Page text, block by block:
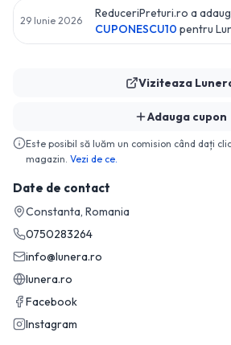
Viziteaza
Adauga cupon
Este posibil să luăm un comision când dați
magazin. Vezi de ce.
Date de contact
Constanta, Romania
0750283264
info@lunera.ro
lunera.ro
Facebook
Instagram
29 Iunie 2026
ReduceriPreturi.ro a
CUPONESCU10 pentru